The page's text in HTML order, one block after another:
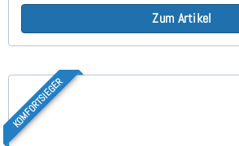
Zum Artikel
KOMFORTSIEGER